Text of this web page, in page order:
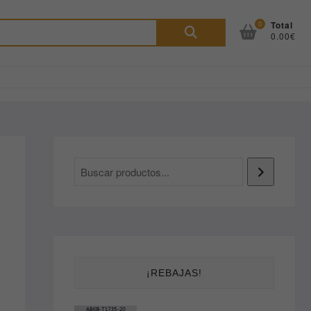
Buscar
0 Total
0.00€
¡REBAJAS!